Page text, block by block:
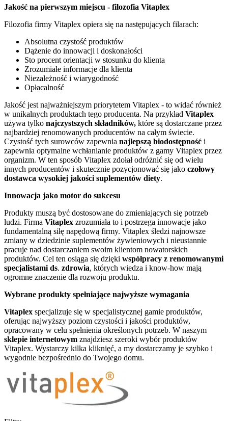
Jakość na pierwszym miejscu - filozofia Vitaplex
Filozofia firmy Vitaplex opiera się na następujących filarach:
Absolutna czystość produktów
Dążenie do innowacji i doskonałości
Sto procent orientacji w stosunku do klienta
Zrozumiałe informacje dla klienta
Niezależność i wiarygodność
Opłacalność
Jakość jest najważniejszym priorytetem Vitaplex - to widać również
w unikalnych produktach tego producenta. Na przykład Vitaplex
używa tylko najczystszych składników, które są dostarczane przez
najbardziej renomowanych producentów na całym świecie.
Czystość tych surowców zapewnia najlepszą biodostępność i
zapewnia optymalne wchłanianie produktów z gamy Vitaplex przez
organizm. W ten sposób Vitaplex zdołał odróżnić się od wielu
innych producentów i skutecznie pozycjonować się jako czołowy
dostawca wysokiej jakości suplementów diety.
Innowacja jako motor do sukcesu
Produkty muszą być dostosowane do zmieniających się potrzeb
ludzi. Firma Vitaplex zrozumiała to i postrzega innowacje jako
fundamentalną siłę napędową firmy. Vitaplex śledzi najnowsze
zmiany w dziedzinie suplementów żywieniowych i nieustannie
pracuje nad dostarczaniem swoim klientom nowatorskich
produktów. Cel ten osiąga się dzięki współpracy z renomowanymi
specjalistami ds. zdrowia, których wiedza i know-how mają
ogromne znaczenie dla rozwoju produktu.
Wybrane produkty spełniające najwyższe wymagania
Vitaplex specjalizuje się w specjalistycznej gamie produktów,
oferując najwyższy poziom czystości i jakości produktów,
opracowany w celu spełnienia określonych potrzeb. W naszym
sklepie internetowym znajdziesz szeroki wybór produktów
Vitaplex. Wystarczy kilka kliknięć, a my dostarczamy je szybko i
wygodnie bezpośrednio do Twojego domu.